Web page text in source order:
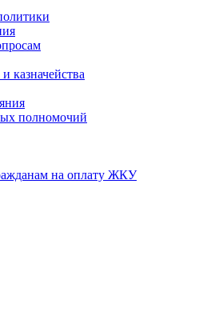
казначейства
полномочий
на оплату ЖКУ